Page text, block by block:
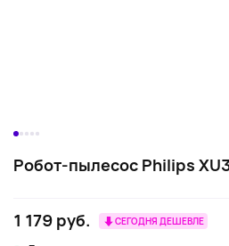
Робот-пылесос Philips
1 179 руб. СЕГОДНЯ ДЕШЕВЛЕ